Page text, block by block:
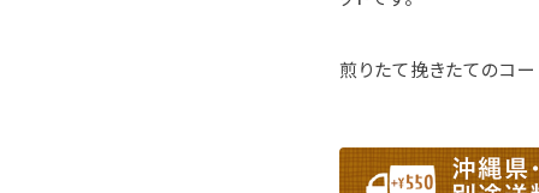
煎りたて挽きたてのコ